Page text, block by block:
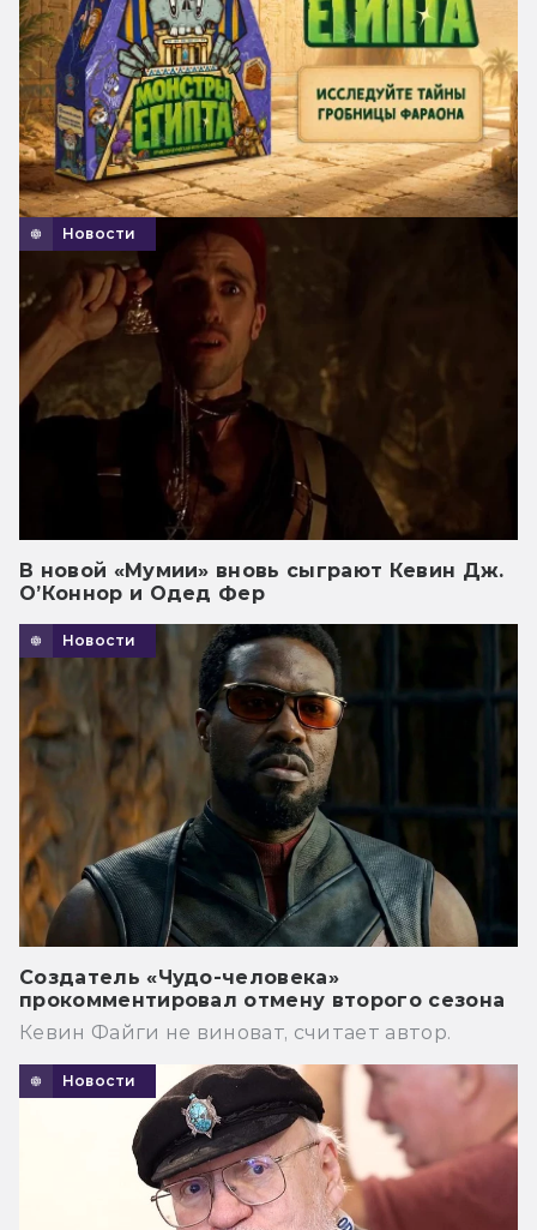
Новости
В новой «Мумии» вновь сыграют Кевин Дж.
О’Коннор и Одед Фер
Новости
Создатель «Чудо-человека»
прокомментировал отмену второго сезона
Кевин Файги не виноват, считает автор.
Новости